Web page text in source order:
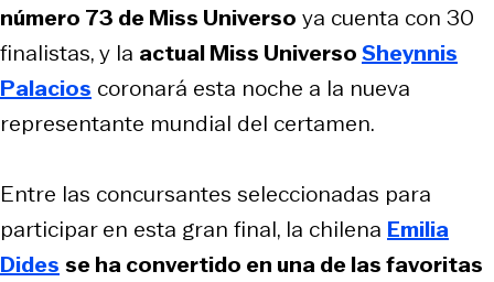
número 73 de Miss Universo ya cuenta con 30
finalistas, y la actual Miss UniversoSheynnis
Palacios coronará esta noche a la nueva
representante mundial del certamen.
Entre las concursantes seleccionadas para
participar en esta gran final, la chilena Emilia
Dides se ha convertido en una de las favoritas